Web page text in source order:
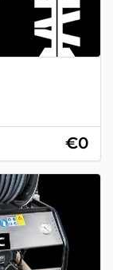
€0